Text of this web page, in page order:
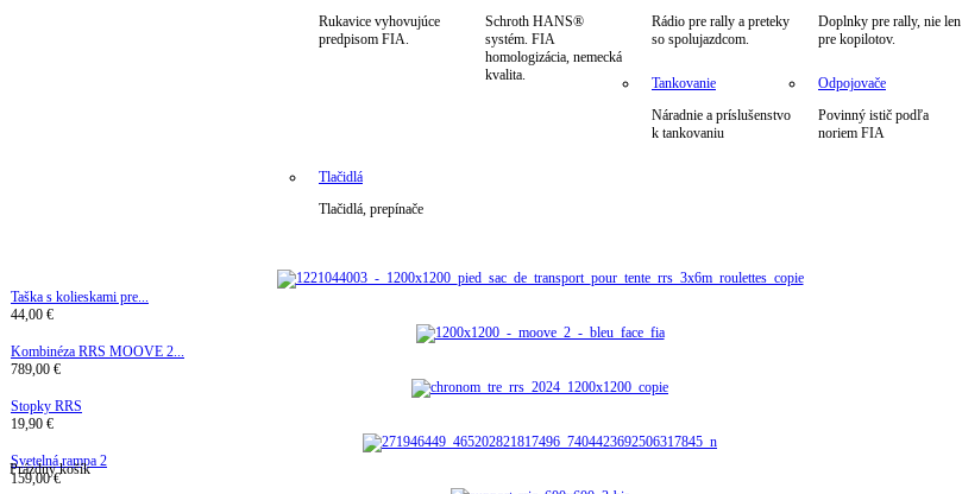
Rukavice vyhovujúce
predpisom FIA.
Schroth HANS®
systém. FIA
homologizácia, nemecká
kvalita.
Rádio pre rally a preteky
so spolujazdcom.
Doplnky pre rally, nie len
pre kopilotov.
Tankovanie
Náradnie a príslušenstvo
k tankovaniu
Odpojovače
Povinný istič podľa
noriem FIA
Tlačidlá
Tlačidlá, prepínače
Taška s kolieskami pre...
44,00 €
Kombinéza RRS MOOVE 2...
789,00 €
Stopky RRS
19,90 €
Svetelná rampa 2
159,00 €
Prázdny košík